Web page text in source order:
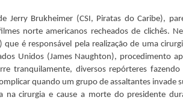
Jerry Brukheimer (CSI, Piratas do Caribe),
norte americanos recheados de clichês.
que é responsável pela realização de uma
Unidos (James Naughton), procedimento
tranquilamente, diversos repórteres fazendo
quando um grupo de assaltantes invade
cirurgia e cause a morte do presidente